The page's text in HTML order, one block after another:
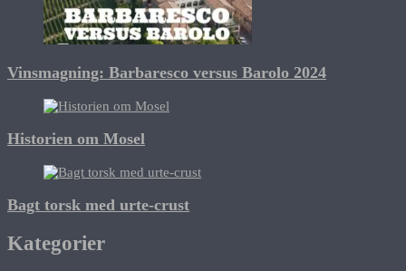
Vinsmagning: Barbaresco versus Barolo 2024
Historien om Mosel
Bagt torsk med urte-crust
Kategorier